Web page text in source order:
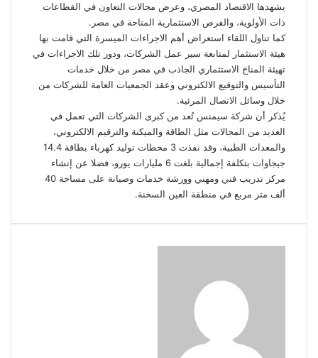
يشهدها الاقتصاد المصري، وعرض مجالات التعاون في القطاعات
ذات الأولوية، والفرص الاستثمارية المتاحة في مصر.
كما تناول اللقاء استعراض أهم الاجراءات الميسرة التي قامت بها
هيئة الاستثمار لمتابعة سير عمل الشركات، ودور تلك الاجراءات في
تهيئة المناخ الاستثماري الجاذب في مصر من خلال خدمات
التأسيس والتوقيع الالكتروني وعقد الجمعيات العامة للشركات من
خلال وسائل الاتصال المرئية.
يُذكر أن شركة سيمنس تُعد من كبرى الشركات التي تعمل في
العديد من المجالات مثل الطاقة والميكنة والترقيم الالكتروني،
والمعدات الطبية، وقد نفذت 3 محطات توليد كهرباء بطاقة 14.4
جيجاوات بتكلفة إجمالية بلغت 6 مليارات يورو، فضلا عن إنشاء
مركز تدريب فني ومهني وورشة خدمات وصيانة على مساحة 40
ألف متر مربع في منطقة العين السخنة.